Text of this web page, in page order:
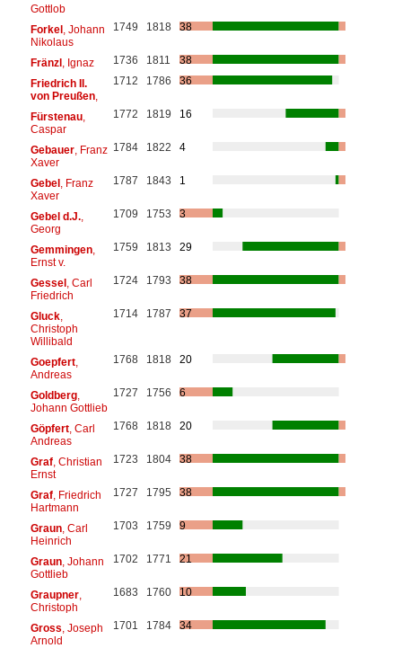
Gottlob
Forkel, Johann
Nikolaus
1749 1818 38
Fränzl, Ignaz 1736 1811
38
Friedrich II.
von Preußen,
1712 1786 36
Fürstenau,
Caspar
1772 1819 16
Gebauer, Franz
Xaver
1784 1822 4
Gebel, Franz
Xaver
1787 1843 1
Gebel d.J.,
Georg
1709 1753 3
Gemmingen,
Ernst v.
1759 1813 29
Gessel, Carl
Friedrich
1724 1793 38
Gluck,
Christoph
Willibald
1714 1787 37
Goepfert,
Andreas
1768 1818 20
Goldberg,
Johann Gottlieb
1727 1756 6
Göpfert, Carl
Andreas
1768 1818 20
Graf, Christian
Ernst
1723 1804 38
Graf, Friedrich
Hartmann
1727 1795 38
Graun, Carl
Heinrich
1703 1759 9
Graun, Johann
Gottlieb
1702 1771 21
Graupner,
Christoph
1683 1760 10
Gross , Joseph
Arnold
1701 1784 34